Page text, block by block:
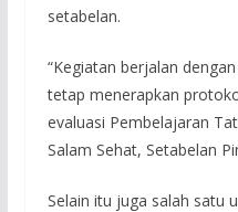
setabelan.
“Kegiatan berjalan
tetap menerapkan
evaluasi Pembelajaran
Salam Sehat, Setabelan
Selain itu juga salah satu